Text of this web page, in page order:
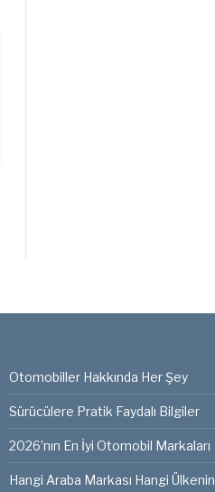
Otomobiller Hakkında Her Şey
Sürücülere Pratik Faydalı Bilgiler
2026’nın En İyi Otomobil Markaları
Hangi Araba Markası Hangi Ülkenin